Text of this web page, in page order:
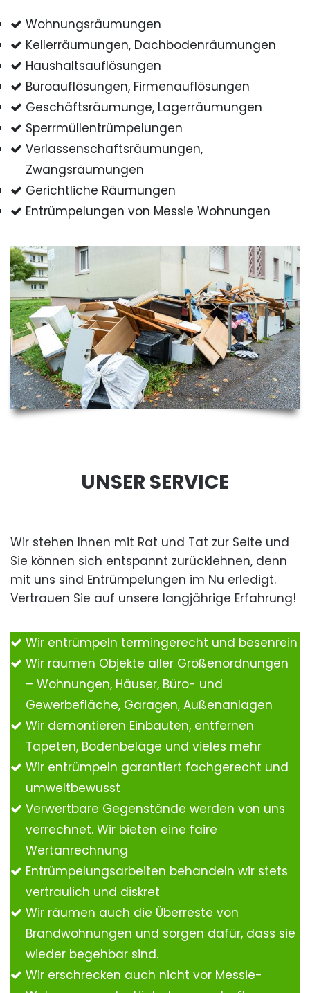
Wohnungsräumungen
Kellerräumungen, Dachbodenräumungen
Haushaltsauflösungen
Büroauflösungen, Firmenauflösungen
Geschäftsräumunge, Lagerräumungen
Sperrmüllentrümpelungen
Verlassenschaftsräumungen,
Zwangsräumungen
Gerichtliche Räumungen
Entrümpelungen von Messie Wohnungen
UNSER SERVICE
Wir stehen Ihnen mit Rat und Tat zur Seite und
Sie können sich entspannt zurücklehnen, denn
mit uns sind Entrümpelungen im Nu erledigt.
Vertrauen Sie auf unsere langjährige Erfahrung!
Wir entrümpeln termingerecht und besenrein
Wir räumen Objekte aller Größenordnungen
– Wohnungen, Häuser, Büro- und
Gewerbefläche, Garagen, Außenanlagen
Wir demontieren Einbauten, entfernen
Tapeten, Bodenbeläge und vieles mehr
Wir entrümpeln garantiert fachgerecht und
umweltbewusst
Verwertbare Gegenstände werden von uns
verrechnet. Wir bieten eine faire
Wertanrechnung
Entrümpelungsarbeiten behandeln wir stets
vertraulich und diskret
Wir räumen auch die Überreste von
Brandwohnungen und sorgen dafür, dass sie
wieder begehbar sind.
Wir erschrecken auch nicht vor Messie-